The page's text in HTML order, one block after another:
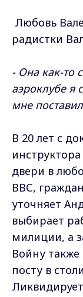
Любовь
радистки
- Она как-то
аэроклубе я
мне
В 20 лет с
двери в
ВВС,
уточняет
выбирает
милиции, а
Войну
посту в